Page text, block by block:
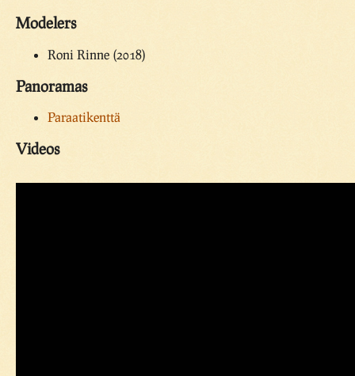
Modelers
Roni Rinne (2018)
Panoramas
Paraatikenttä
Videos